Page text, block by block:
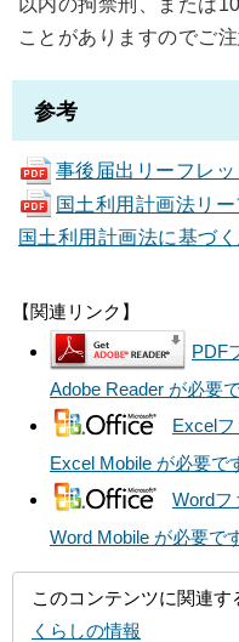
ことがありますのでご注
参考
事後届出リーフレ
国土利用計画法リ
国土利用計画法に基づ
【関連リンク】
PDF
Adobe Reader が必要で
Excelフ
Excel Mobile が必要で
Wordフ
Word Mobile が必要で
このコンテンツに関連す
くらしの情報